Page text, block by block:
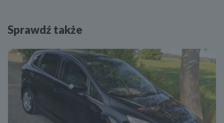
Sprawdź także